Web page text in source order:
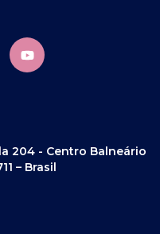
204 - Centro Balneário
– Brasil